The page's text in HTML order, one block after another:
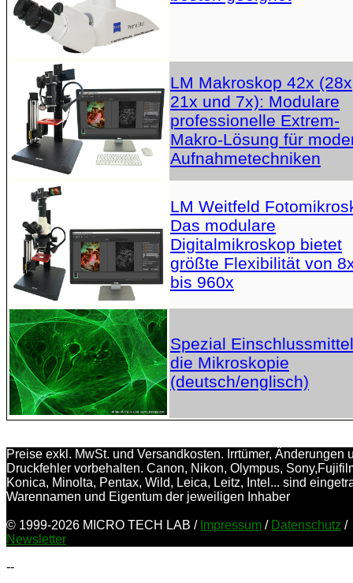
LM Makroskop 42x
21x und 7x): Modulare
professionelle Extrem-
Makro-Lösung für
Aufnahmetechniken
LM Weitfeld
Das modulare
Digitalmikroskop bietet
größte Flexibilität von
bis 960x
Spezial
die Mikroskopie
(deutsch/englisch)
Preise exkl. MwSt. und Versandkosten. Irrtümer, Änderungen
Druckfehler vorbehalten. Canon, Nikon, Olympus,
Konica, Minolta, Pentax, Wild, Leica, Leitz, Intel... sind
Warennamen und Eigentum der jeweiligen Inhaber
© 1999-2026 MICRO TECH LAB / Impressum / Datenschutz /
Newsletter
--